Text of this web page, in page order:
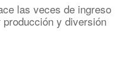
las veces de ingreso
y diversión